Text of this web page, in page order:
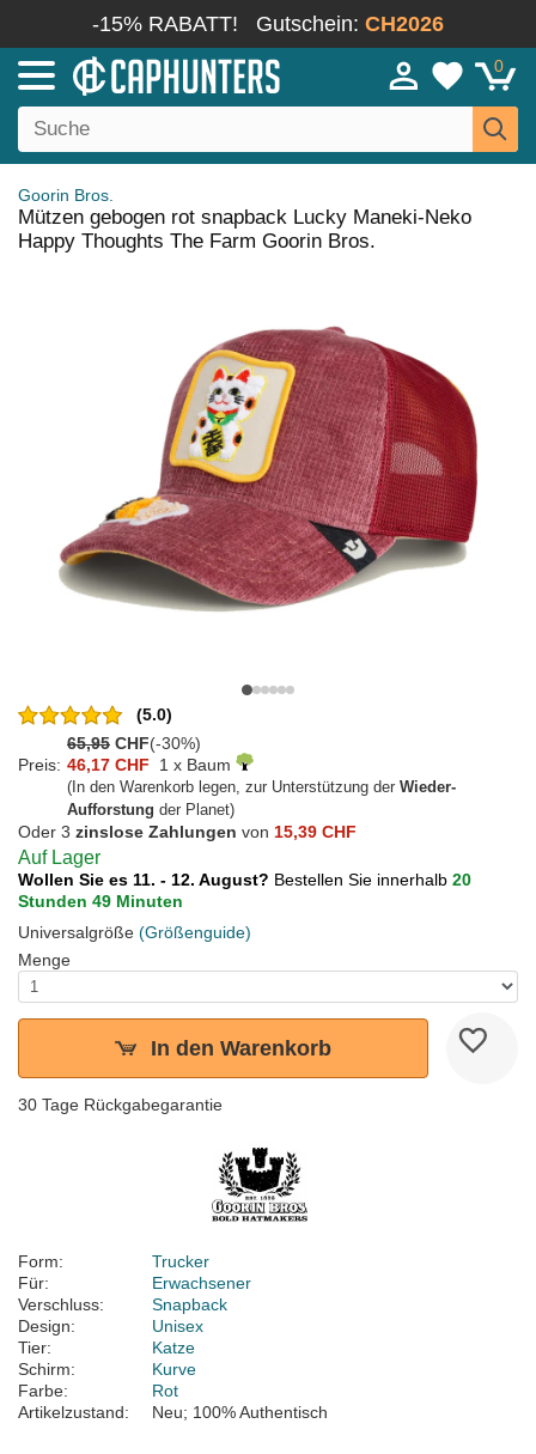
-15% RABATT! Gutschein: CH2026
0
Goorin Bros.
Mützen gebogen rot snapback Lucky Maneki-Neko
Happy Thoughts The Farm Goorin Bros.
(5.0)
65,95 CHF(-30%)
Preis: 46,17 CHF 1 x Baum
(In den Warenkorb legen, zur Unterstützung der Wieder-
Aufforstung der Planet)
Oder 3 zinslose Zahlungen von 15,39 CHF
Auf Lager
Wollen Sie es 11. - 12. August? Bestellen Sie innerhalb 20
Stunden 49 Minuten
Universalgröße (Größenguide)
Menge
In den Warenkorb
30 Tage Rückgabegarantie
Form:
Trucker
Für:
Erwachsener
Verschluss:
Snapback
Design:
Unisex
Tier:
Katze
Schirm:
Kurve
Farbe:
Rot
Artikelzustand:
Neu; 100% Authentisch